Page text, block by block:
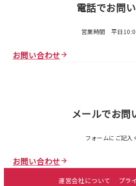
電話でお問
営業時間 平日
お問い合わせ
メールでお問
フォームにご記入
お問い合わせ
運営会社について
プラ